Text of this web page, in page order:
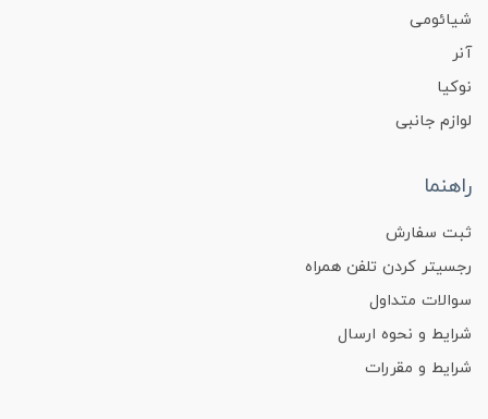
شیائومی
آنر
نوکیا
لوازم جانبی
راهنما
ثبت سفارش
رجسیتر کردن تلفن همراه
سوالات متداول
شرایط و نحوه ارسال
شرایط و مقررات